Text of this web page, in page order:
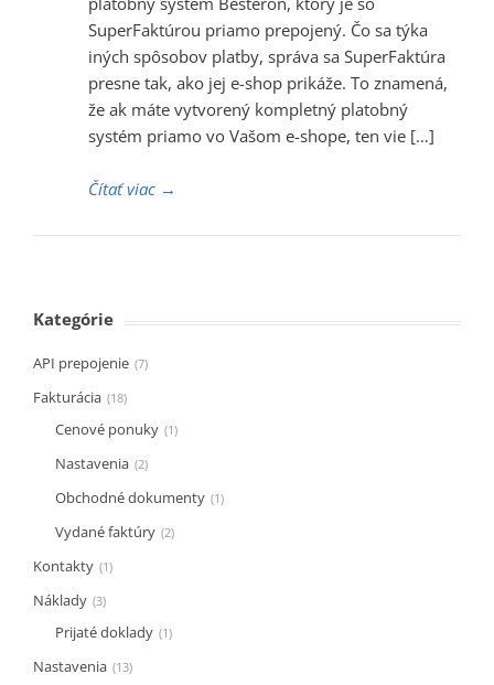
SuperFaktúrou priamo prepojený. Čo sa týka
iných spôsobov platby, správa sa SuperFaktúra
presne tak, ako jej e-shop prikáže. To znamená,
že ak máte vytvorený kompletný platobný
systém priamo vo Vašom e-shope, ten vie […]
Čítať viac →
Kategórie
API prepojenie 7
Fakturácia 18
Cenové ponuky 1
Nastavenia 2
Obchodné dokumenty 1
Vydané faktúry 2
Kontakty 1
Náklady 3
Prijaté doklady 1
Nastavenia 13